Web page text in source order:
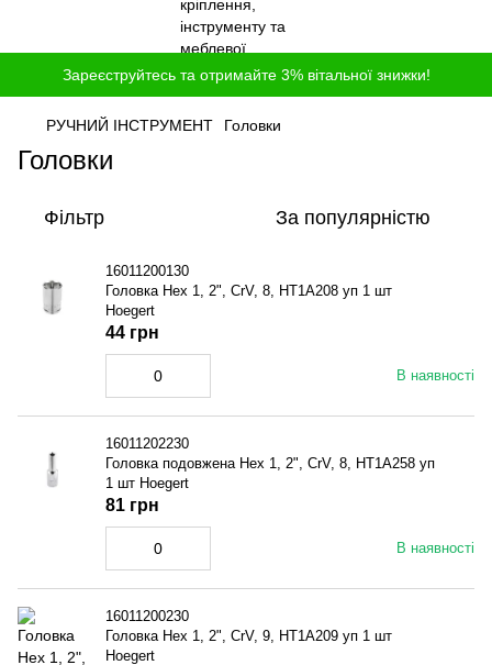
Зареєструйтесь та отримайте 3% вітальної знижки!
РУЧНИЙ ІНСТРУМЕНТ Головки
Головки
Фільтр За популярністю
16011200130
Головка Hex 1, 2", CrV, 8, HT1A208 уп 1 шт
Hoegert
В наявності
44 грн
16011202230
Головка подовжена Hex 1, 2", CrV, 8, HT1A258 уп
1 шт Hoegert
В наявності
81 грн
16011200230
Головка Hex 1, 2", CrV, 9, HT1A209 уп 1 шт
Hoegert